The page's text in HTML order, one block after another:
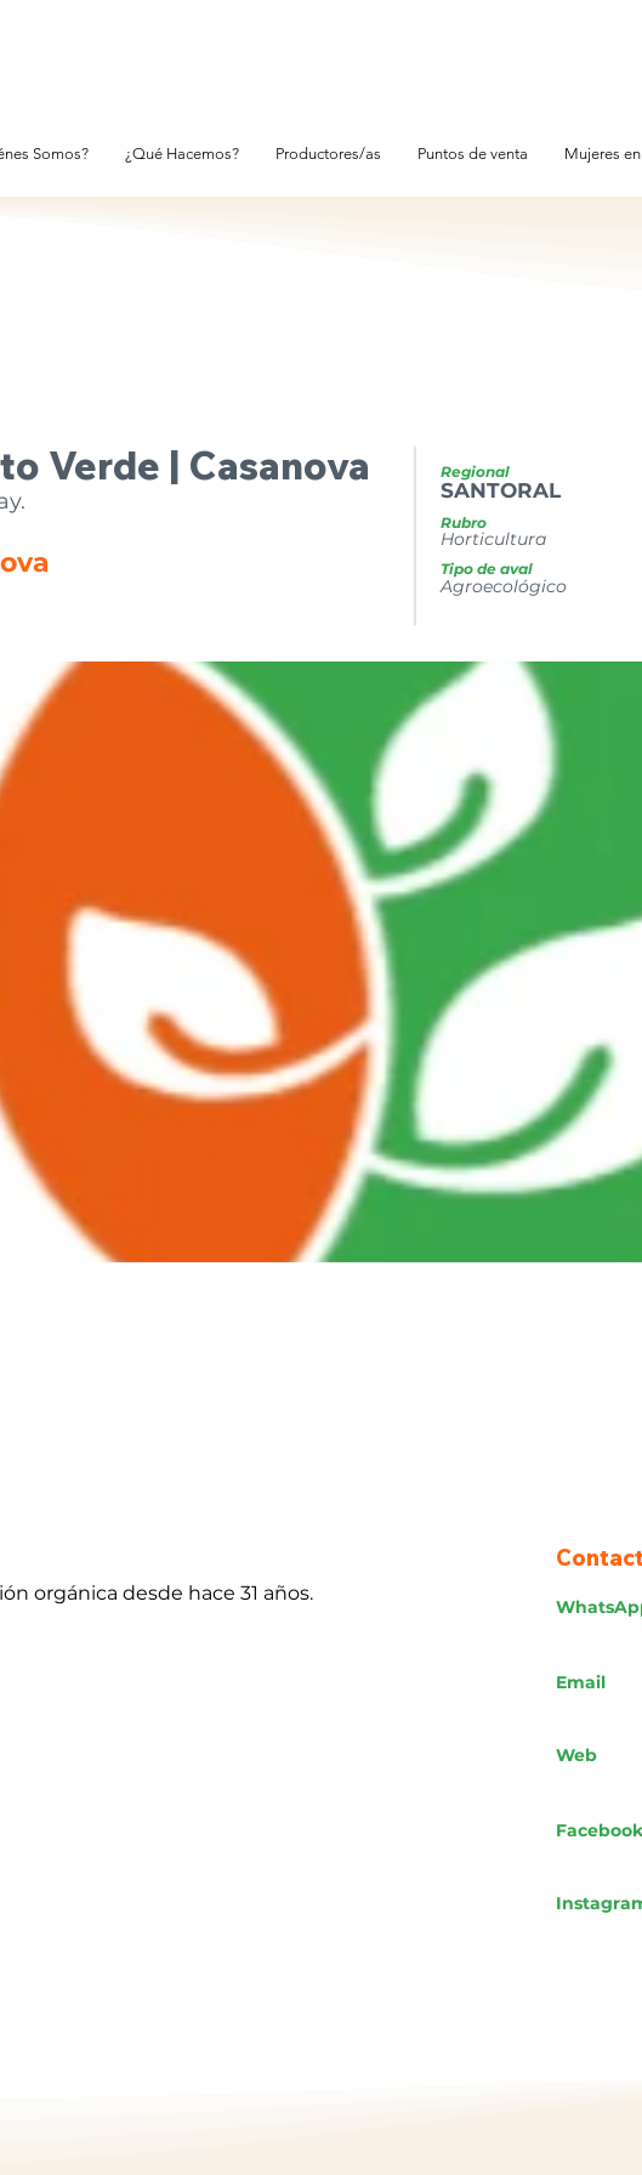
Somos? ¿Qué Hacemos? Productores/as Puntos de venta Mujeres
Verde | Casanova
SANTORAL
Regional
Horticultura
Rubro
Tipo de aval
Agroecológico
orgánica desde hace 31 años.
Email
Web
Facebook